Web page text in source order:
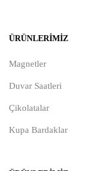
ÜRÜNLERIMIZ
Magnetler
Duvar Saatleri
Çikolatalar
Kupa Bardaklar